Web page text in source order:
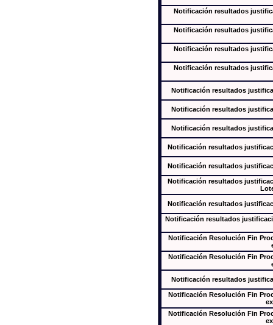
Notificación resultados
Notificación resultados
Notificación resultados
Notificación resultados
Notificación resultados
Notificación resultados
Notificación resultados
Notificación resultados
Notificación resultados
Notificación resultados
Notificación resultados
Notificación resultados
Notificación Resolución Fin
Notificación Resolución Fin
Notificación resultados
Notificación Resolución Fin
Notificación Resolución Fin